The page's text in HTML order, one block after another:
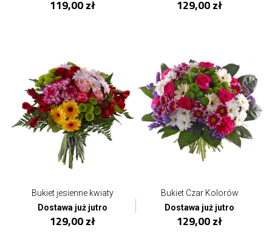
119,00 zł 129,00 zł
Bukiet jesienne kwiaty
Dostawa już jutro
129,00 zł
Bukiet Czar Kolorów
Dostawa już jutro
129,00 zł